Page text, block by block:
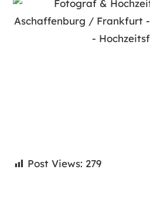
Post Views: 279